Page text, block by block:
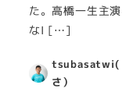
た。高橋一生主
なI […]
tsubasatwi(
さ）